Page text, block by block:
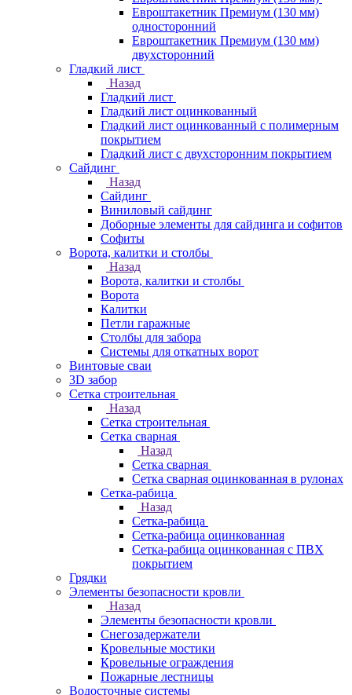
Евроштакетник Премиум (130 мм)
односторонний
Евроштакетник Премиум (130 мм)
двухсторонний
Гладкий лист
Назад
Гладкий лист
Гладкий лист оцинкованный
Гладкий лист оцинкованный с полимерным
покрытием
Гладкий лист с двухсторонним покрытием
Сайдинг
Назад
Сайдинг
Виниловый сайдинг
Доборные элементы для сайдинга и софитов
Софиты
Ворота, калитки и столбы
Назад
Ворота, калитки и столбы
Ворота
Калитки
Петли гаражные
Столбы для забора
Системы для откатных ворот
Винтовые сваи
3D забор
Сетка строительная
Назад
Сетка строительная
Сетка сварная
Назад
Сетка сварная
Сетка сварная оцинкованная в рулонах
Сетка-рабица
Назад
Сетка-рабица
Сетка-рабица оцинкованная
Сетка-рабица оцинкованная с ПВХ
покрытием
Грядки
Элементы безопасности кровли
Назад
Элементы безопасности кровли
Снегозадержатели
Кровельные мостики
Кровельные ограждения
Пожарные лестницы
Водосточные системы